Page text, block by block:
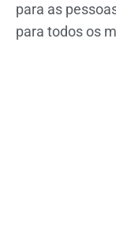
para as
para todos os